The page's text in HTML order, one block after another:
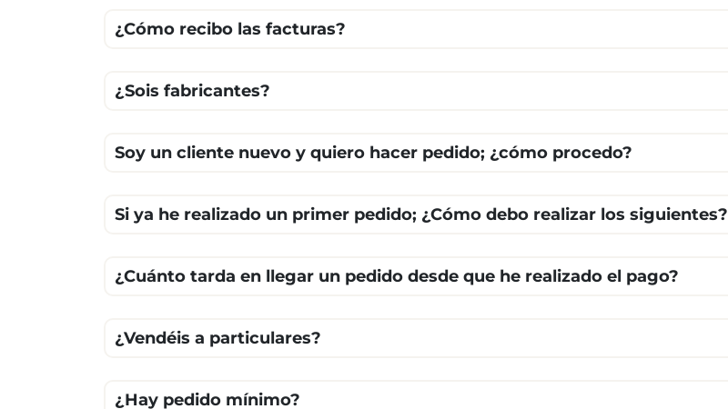
¿Cómo recibo las facturas?
¿Sois fabricantes?
Soy un cliente nuevo y quiero hacer pedido; ¿cómo procedo?
Si ya he realizado un primer pedido; ¿Cómo debo realizar los siguientes?
¿Cuánto tarda en llegar un pedido desde que he realizado el pago?
¿Vendéis a particulares?
¿Hay pedido mínimo?